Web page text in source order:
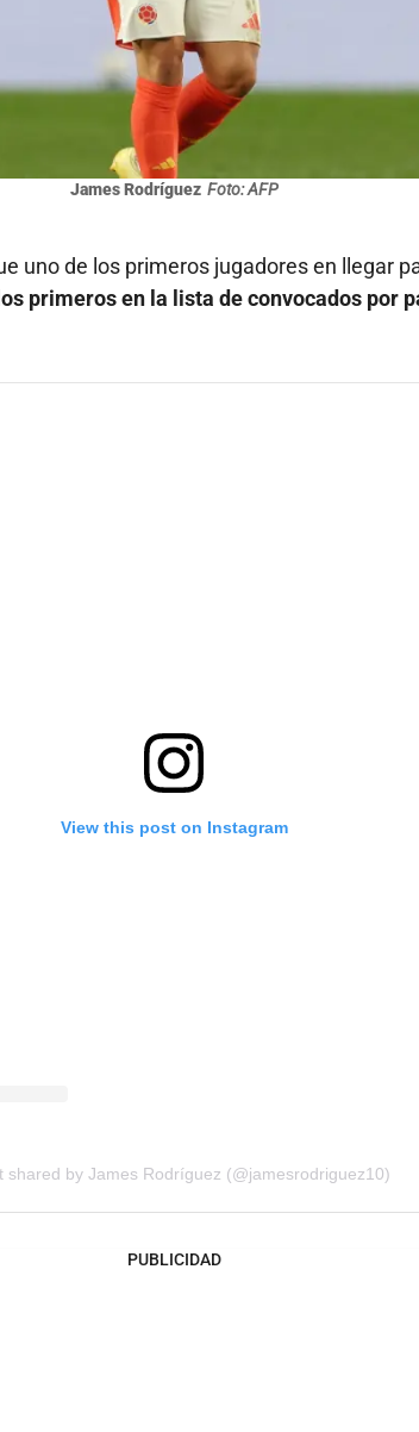
James Rodríguez Foto: AFP
uno de los primeros jugadores en llegar
primeros en la lista de convocados por
View this post on Instagram
shared by James Rodríguez (@jamesrodriguez10)
PUBLICIDAD